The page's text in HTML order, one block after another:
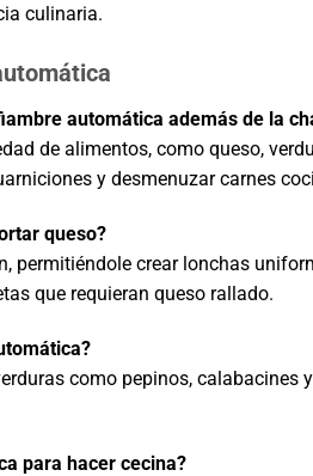
culinaria.
automática además de la
de alimentos, como queso,
y desmenuzar carnes
queso?
permitiéndole crear lonchas
que requieran queso rallado.
como pepinos, calabacines
para hacer cecina?